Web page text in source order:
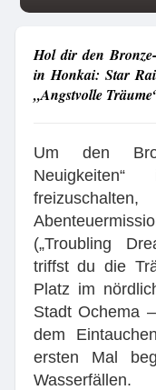
Hol dir den
in Honkai: Star
„Angstvolle
Um den
(„Troubling
triffst du die
Platz im
Stadt Ochema
dem
ersten Mal
Wasserfällen.